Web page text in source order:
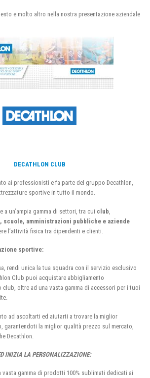
e molto altro nella nostra presentazione aziendale
DECATHLON CLUB
ai professionisti e fa parte del gruppo Decathlon,
sportive in tutto il mondo.
a un’ampia gamma di settori, tra cui club
scuole, amministrazioni pubbliche e aziende
l’attività fisica tra dipendenti e clienti.
sportive:
rendi unica la tua squadra con il servizio esclusivo
Club puoi acquistare abbigliamento
oltre ad una vasta gamma di accessori per i tuoi
ad ascoltarti ed aiutarti a trovare la miglior
garantendoti la miglior qualità prezzo sul mercato,
Decathlon.
INIZIA LA PERSONALIZZAZIONE:
vasta gamma di prodotti 100% sublimati dedicati ai